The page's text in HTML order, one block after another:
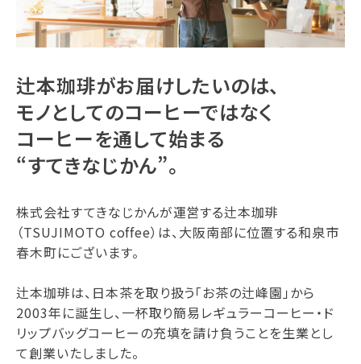
辻本珈琲がお届けしたいのは、
モノとしてのコーヒーではなく
コーヒーを通して始まる
“すてきなじかん”。
株式会社すてきなじかんが運営する辻本珈琲
（TSUJIMOTO coffee）は、大阪南部に位置する和泉市
春木町にございます。
辻本珈琲は、日本茶を取り扱う「お茶の辻峰園」から
2003年に誕生し、一杯取り簡易レギュラーコーヒー・ド
リップバッグコーヒーの充填を請け負うことを生業とし
て創業いたしました。